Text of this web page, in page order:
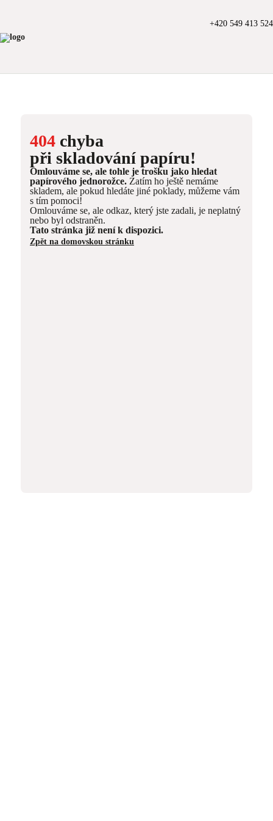
+420 549 413 524
404 chyba
při skladování papíru!
Omlouváme se, ale tohle je trošku jako hledat
papírového jednorožce. Zatím ho ještě nemáme
skladem, ale pokud hledáte jiné poklady, můžeme vám
s tím pomoci!
Omlouváme se, ale odkaz, který jste zadali, je neplatný
nebo byl odstraněn.
Tato stránka již není k dispozici.
Zpět na domovskou stránku